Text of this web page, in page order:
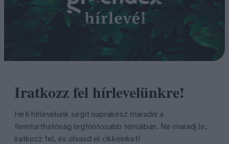
Iratkozz fel hírlevelünkre!
Heti hírlevelünk segít naprakész maradni a
fenntarthatóság legfontosabb témáiban. Ne maradj le,
iratkozz fel, és olvasd el cikkeinket!